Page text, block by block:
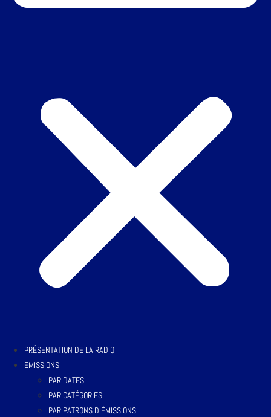
PRÉSENTATION DE LA RADIO
EMISSIONS
PAR DATES
PAR CATÉGORIES
PAR PATRONS D’ÉMISSIONS